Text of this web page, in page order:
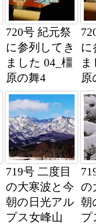
720号 紀元祭
に参列してき
ました 04_橿
原の舞4
に
ま
原
719号 二度目
の大寒波と今
朝の日光アル
プス女峰山
の
朝
プ